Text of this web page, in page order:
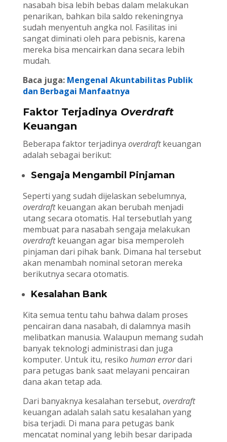
nasabah bisa lebih bebas dalam melakukan
penarikan, bahkan bila saldo rekeningnya
sudah menyentuh angka nol. Fasilitas ini
sangat diminati oleh para pebisnis, karena
mereka bisa mencairkan dana secara lebih
mudah.
Baca juga: Mengenal Akuntabilitas Publik
dan Berbagai Manfaatnya
Faktor Terjadinya Overdraft
Keuangan
Beberapa faktor terjadinya overdraftkeuangan
adalah sebagai berikut:
Sengaja Mengambil Pinjaman
Seperti yang sudah dijelaskan sebelumnya,
overdraftkeuangan akan berubah menjadi
utang secara otomatis. Hal tersebutlah yang
membuat para nasabah sengaja melakukan
overdraftkeuangan agar bisa memperoleh
pinjaman dari pihak bank. Dimana hal tersebut
akan menambah nominal setoran mereka
berikutnya secara otomatis.
Kesalahan Bank
Kita semua tentu tahu bahwa dalam proses
pencairan dana nasabah, di dalamnya masih
melibatkan manusia. Walaupun memang sudah
banyak teknologi administrasi dan juga
komputer. Untuk itu, resiko human errordari
para petugas bank saat melayani pencairan
dana akan tetap ada.
Dari banyaknya kesalahan tersebut, overdraft
keuangan adalah salah satu kesalahan yang
bisa terjadi. Di mana para petugas bank
mencatat nominal yang lebih besar daripada